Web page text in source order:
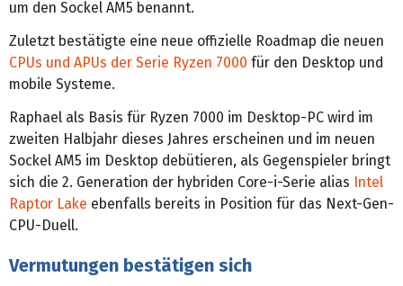
um den Sockel AM5 benannt.
Zuletzt bestätigte eine neue offizielle Roadmap die neuen
CPUs und APUs der Serie Ryzen 7000 für den Desktop und
mobile Systeme.
Raphael als Basis für Ryzen 7000 im Desktop-PC wird im
zweiten Halbjahr dieses Jahres erscheinen und im neuen
Sockel AM5 im Desktop debütieren, als Gegenspieler bringt
sich die 2. Generation der hybriden Core-i-Serie alias Intel
Raptor Lake ebenfalls bereits in Position für das Next-Gen-
CPU-Duell.
Vermutungen bestätigen sich